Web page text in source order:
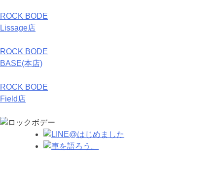
ROCK BODE
Lissage店
ROCK BODE
BASE(本店)
ROCK BODE
Field店